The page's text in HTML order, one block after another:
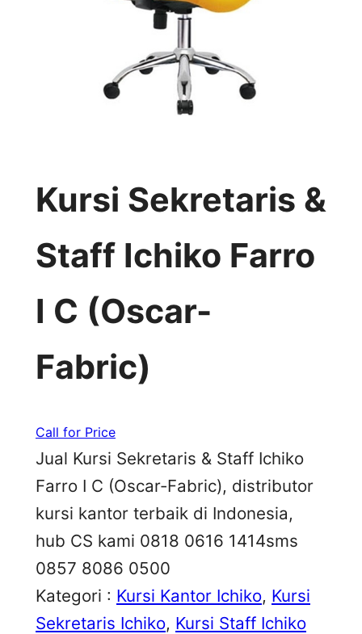
Kursi Sekretaris &
Staff Ichiko Farro
I C (Oscar-
Fabric)
Call for Price
Jual Kursi Sekretaris & Staff Ichiko
Farro I C (Oscar-Fabric), distributor
kursi kantor terbaik di Indonesia,
hub CS kami 0818 0616 1414sms
0857 8086 0500
Kategori : Kursi Kantor Ichiko, Kursi
Sekretaris Ichiko, Kursi Staff Ichiko